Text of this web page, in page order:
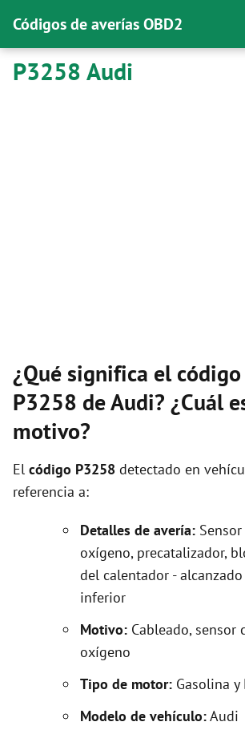
Códigos de averías OBD2
P3258 Audi
¿Qué significa el
P3258 de Audi? ¿Cuál
motivo?
El código P3258 detectado en
referencia a:
Detalles de avería:
oxígeno, precatalizador,
del calentador -
inferior
Motivo: Cableado, sensor
oxígeno
Tipo de motor: Gasolina y
Modelo de vehículo:Audi